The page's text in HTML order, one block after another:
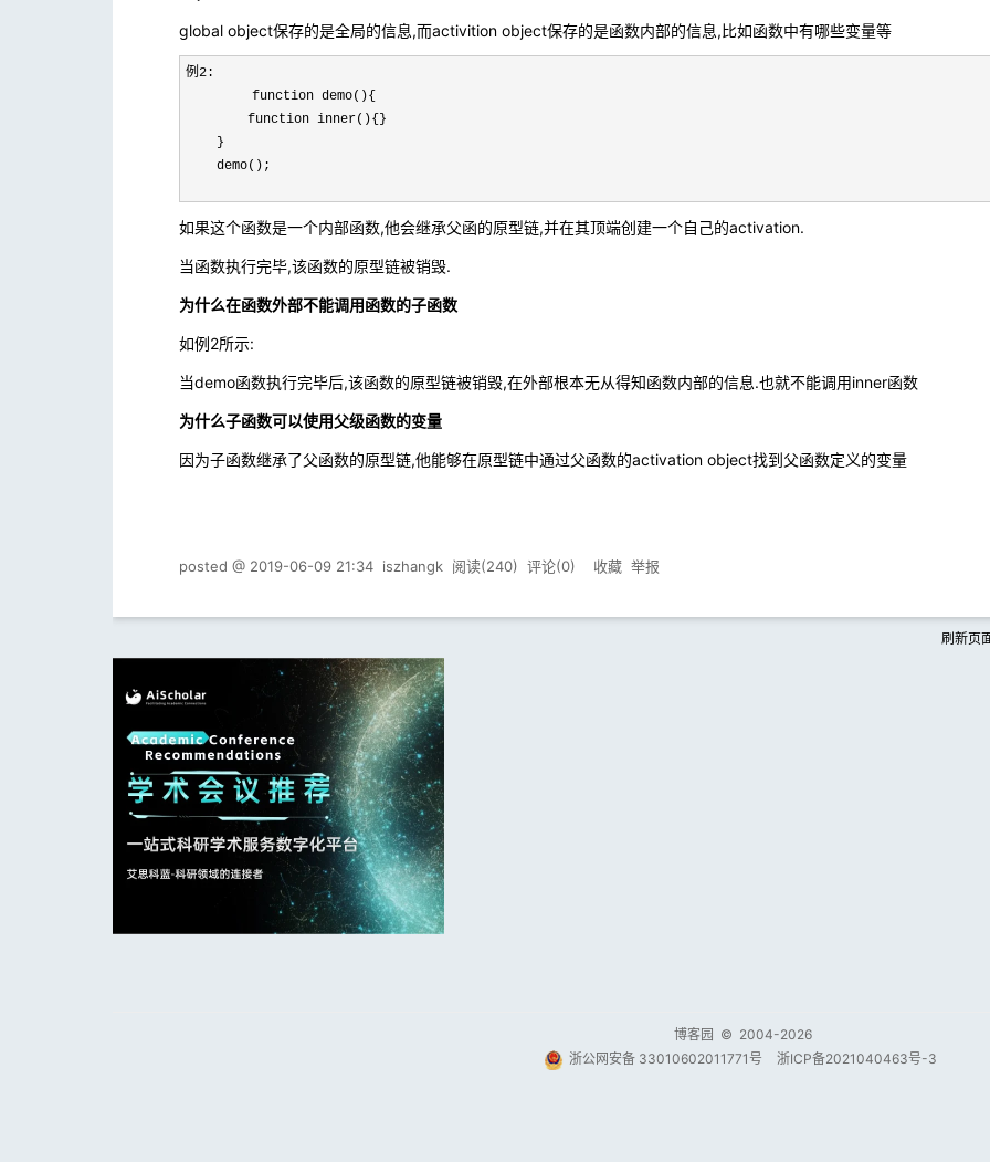
global object保存的是全局的信息,而activition object保存的是函数内部的信息,比如函数中有哪些变量等
例2:
function demo(){
        function inner(){}
    }
    demo();
如果这个函数是一个内部函数,他会继承父函的原型链,并在其顶端创建一个自己的activation.
当函数执行完毕,该函数的原型链被销毁.
为什么在函数外部不能调用函数的子函数
如例2所示:
当demo函数执行完毕后,该函数的原型链被销毁,在外部根本无从得知函数内部的信息.也就不能调用inner函数
为什么子函数可以使用父级函数的变量
因为子函数继承了父函数的原型链,他能够在原型链中通过父函数的activation object找到父函数定义的变量
posted @ 2019-06-09 21:34 iszhangk 阅读(240) 评论(0) 收藏 举报
刷新页
博客园 © 2004-2026
浙公网安备 33010602011771号
浙ICP备2021040463号-3